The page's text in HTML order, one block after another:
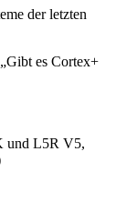
der letzten
es Cortex+
und L5R V5,